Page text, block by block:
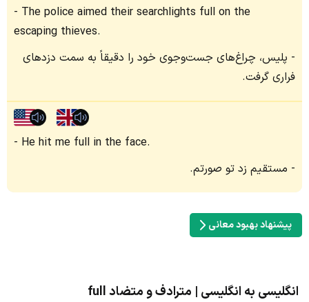
The police aimed their searchlights full on the
escaping thieves.
پلیس، چراغ‌های جست‌وجوی خود را دقیقاً به سمت دزدهای
فراری گرفت.
He hit me full in the face.
مستقیم زد تو صورتم.
پیشنهاد بهبود معانی
انگلیسی به انگلیسی | مترادف و متضاد full